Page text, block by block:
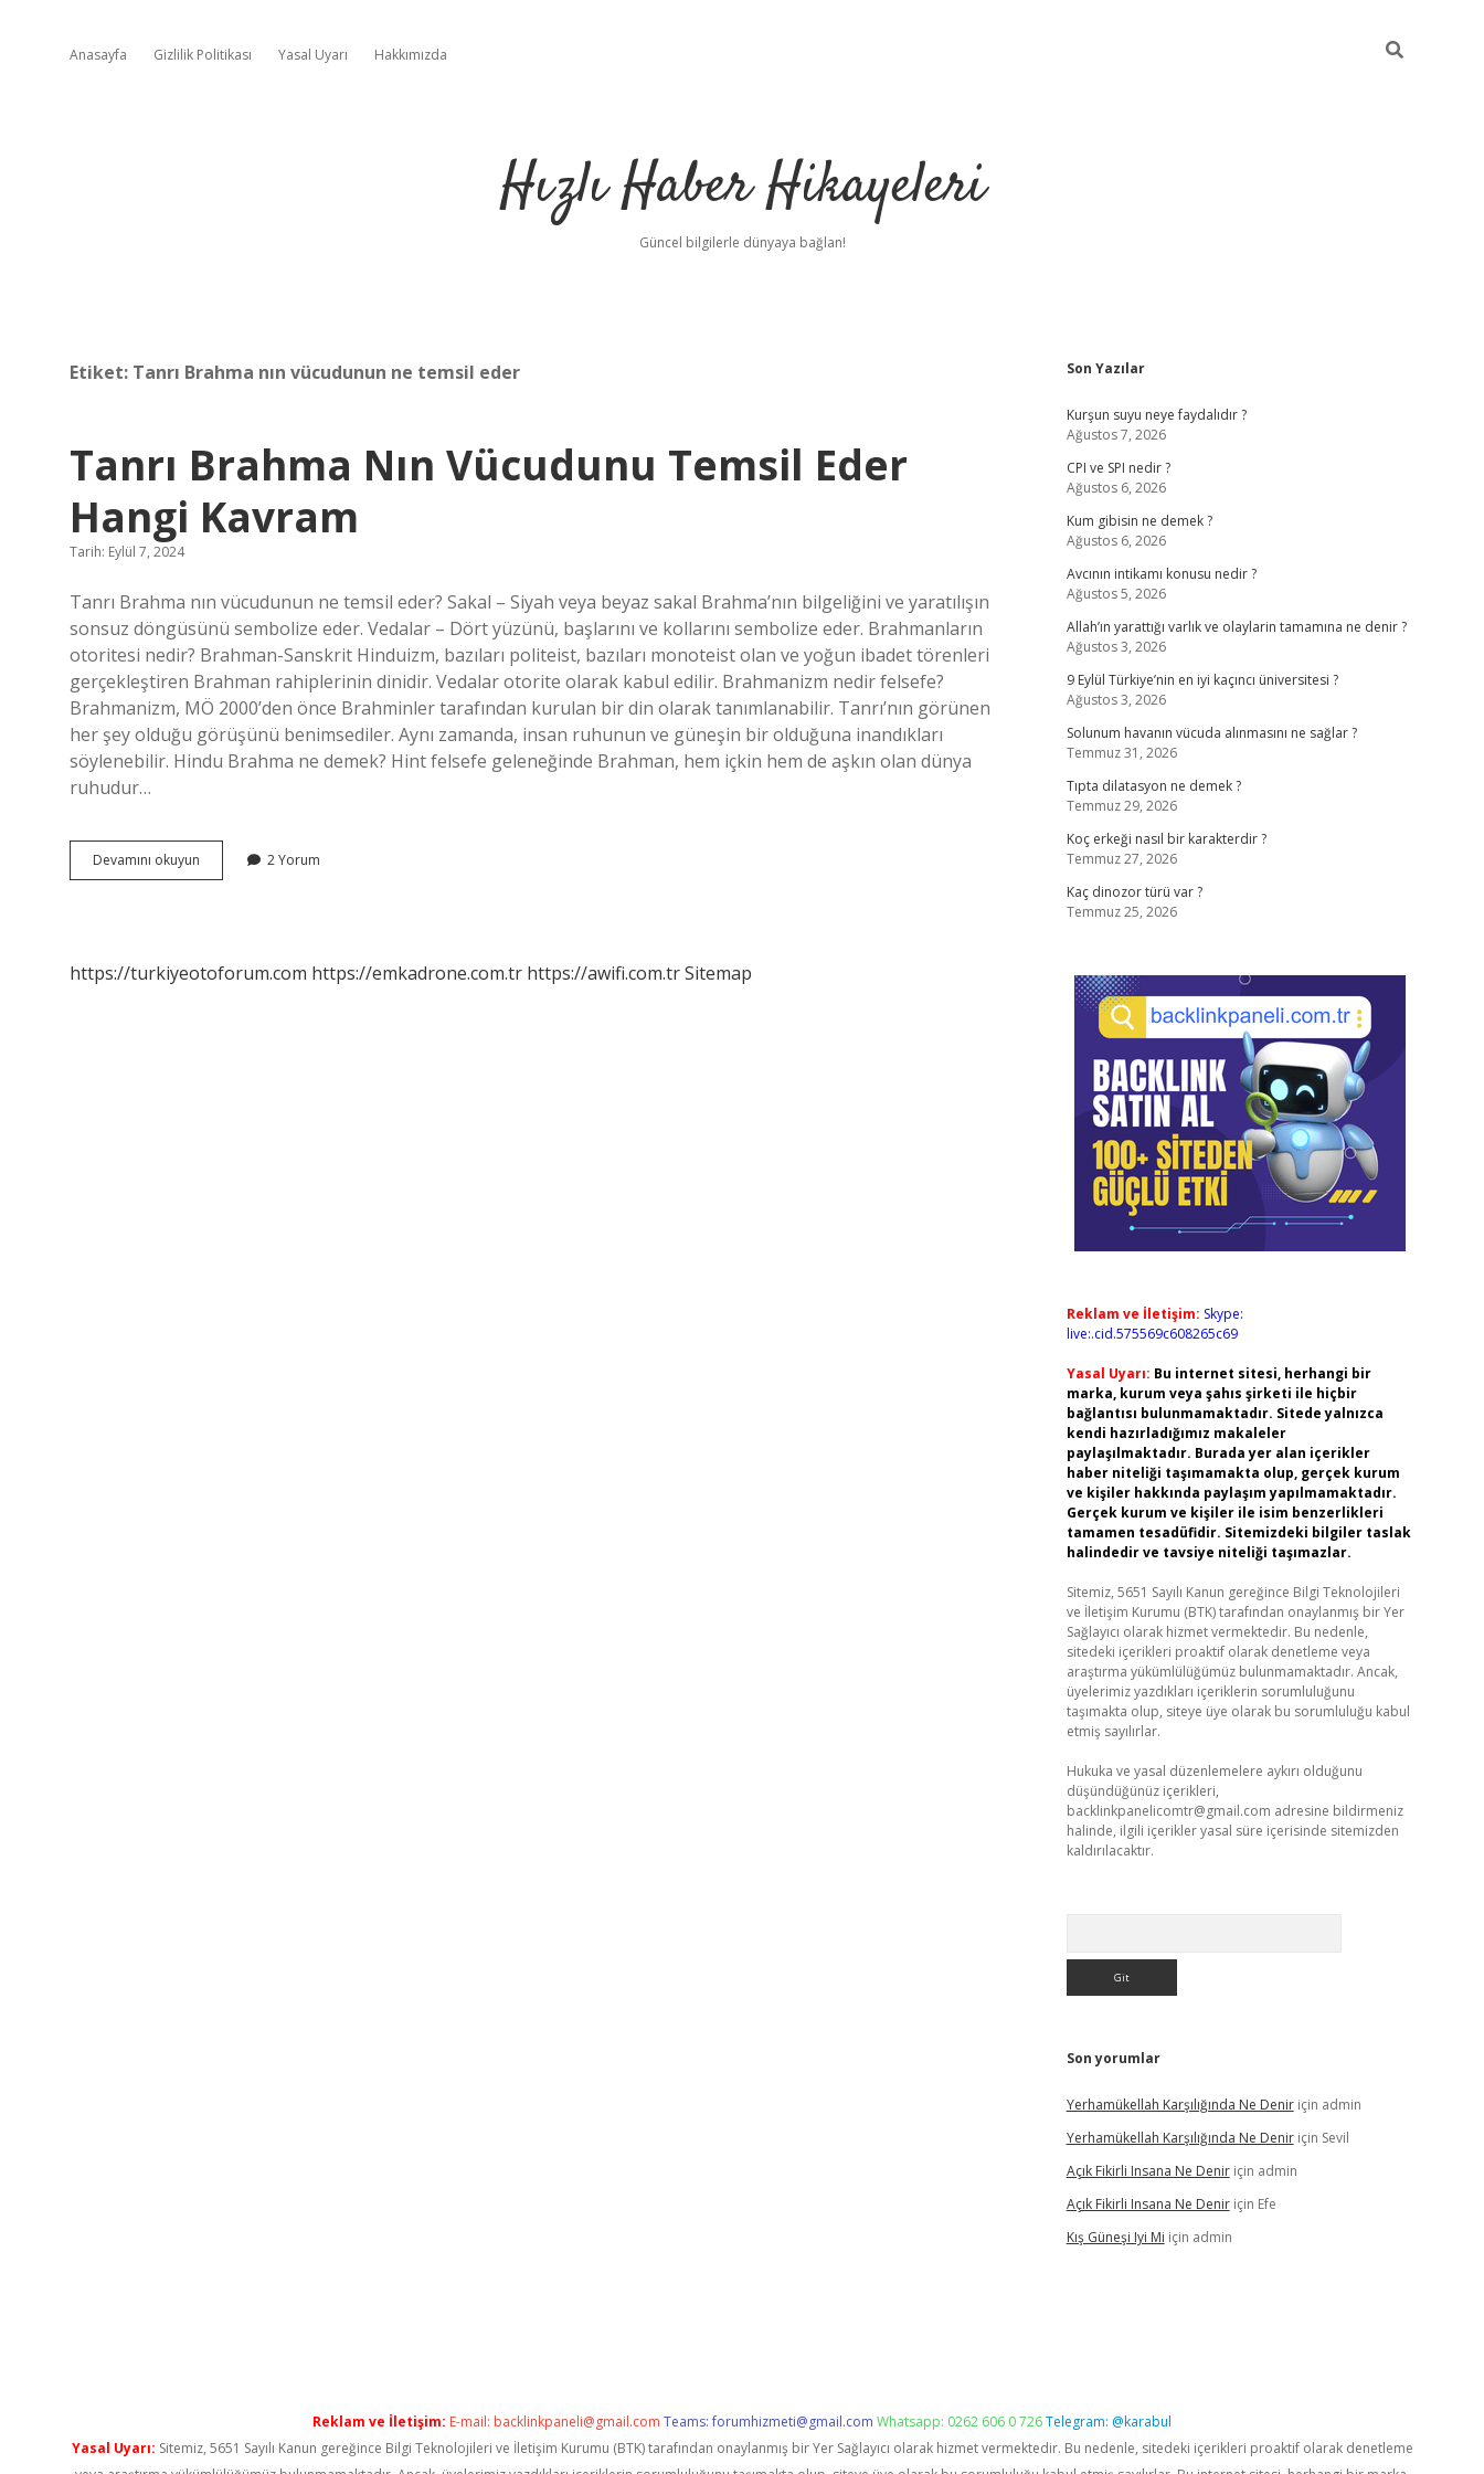
Anasayfa Gizlilik Politikası Yasal Uyarı Hakkımızda
Hızlı Haber Hikayeleri
Güncel bilgilerle dünyaya bağlan!
Etiket: Tanrı Brahma nın vücudunun ne temsil eder
Tanrı Brahma Nın Vücudunu Temsil Eder
Hangi Kavram
Tarih: Eylül 7, 2024
Tanrı Brahma nın vücudunun ne temsil eder? Sakal – Siyah veya beyaz sakal Brahma’nın bilgeliğini ve yaratılışın
sonsuz döngüsünü sembolize eder. Vedalar – Dört yüzünü, başlarını ve kollarını sembolize eder. Brahmanların
otoritesi nedir? Brahman-Sanskrit Hinduizm, bazıları politeist, bazıları monoteist olan ve yoğun ibadet törenleri
gerçekleştiren Brahman rahiplerinin dinidir. Vedalar otorite olarak kabul edilir. Brahmanizm nedir felsefe?
Brahmanizm, MÖ 2000’den önce Brahminler tarafından kurulan bir din olarak tanımlanabilir. Tanrı’nın görünen
her şey olduğu görüşünü benimsediler. Aynı zamanda, insan ruhunun ve güneşin bir olduğuna inandıkları
söylenebilir. Hindu Brahma ne demek? Hint felsefe geleneğinde Brahman, hem içkin hem de aşkın olan dünya
ruhudur…
Devamını okuyun
Brahma
Hangi
2 Yorum
https://turkiyeotoforum.com https://emkadrone.com.tr https://awifi.com.trSitemap
Sidebar
Son Yazılar
Kurşun suyu neye faydalıdır ?
Ağustos 7, 2026
CPI ve SPI nedir ?
Ağustos 6, 2026
Kum gibisin ne demek ?
Ağustos 6, 2026
Avcının intikamı konusu nedir ?
Ağustos 5, 2026
Allah’ın yarattığı varlık ve olaylarin tamamına ne denir ?
Ağustos 3, 2026
9 Eylül Türkiye’nin en iyi kaçıncı üniversitesi ?
Ağustos 3, 2026
Solunum havanın vücuda alınmasını ne sağlar ?
Temmuz 31, 2026
Tıpta dilatasyon ne demek ?
Temmuz 29, 2026
Koç erkeği nasıl bir karakterdir ?
Temmuz 27, 2026
Kaç dinozor türü var ?
Temmuz 25, 2026
Reklam ve İletişim: Skype:
live:.cid.575569c608265c69
Yasal Uyarı: Bu internet sitesi, herhangi bir
marka, kurum veya şahıs şirketi ile hiçbir
bağlantısı bulunmamaktadır. Sitede yalnızca
kendi hazırladığımız makaleler
paylaşılmaktadır. Burada yer alan içerikler
haber niteliği taşımamakta olup, gerçek kurum
ve kişiler hakkında paylaşım yapılmamaktadır.
Gerçek kurum ve kişiler ile isim benzerlikleri
tamamen tesadüfidir. Sitemizdeki bilgiler taslak
halindedir ve tavsiye niteliği taşımazlar.
Sitemiz, 5651 Sayılı Kanun gereğince Bilgi Teknolojileri
ve İletişim Kurumu (BTK) tarafından onaylanmış bir Yer
Sağlayıcı olarak hizmet vermektedir. Bu nedenle,
sitedeki içerikleri proaktif olarak denetleme veya
araştırma yükümlülüğümüz bulunmamaktadır. Ancak,
üyelerimiz yazdıkları içeriklerin sorumluluğunu
taşımakta olup, siteye üye olarak bu sorumluluğu kabul
etmiş sayılırlar.
Hukuka ve yasal düzenlemelere aykırı olduğunu
düşündüğünüz içerikleri,
backlinkpanelicomtr@gmail.com adresine bildirmeniz
halinde, ilgili içerikler yasal süre içerisinde sitemizden
kaldırılacaktır.
Son yorumlar
Yerhamükellah Karşılığında Ne Deniriçin admin
Yerhamükellah Karşılığında Ne Deniriçin Sevil
Açık Fikirli Insana Ne Deniriçin admin
Açık Fikirli Insana Ne Deniriçin Efe
Kış Güneşi Iyi Mi için admin
Reklam ve İletişim: E-mail: backlinkpaneli@gmail.com Teams:forumhizmeti@gmail.com Whatsapp: 0262 606 0 726Telegram: @karabul
Yasal Uyarı: Sitemiz, 5651 Sayılı Kanun gereğince Bilgi Teknolojileri ve İletişim Kurumu (BTK) tarafından onaylanmış bir Yer Sağlayıcı olarak hizmet vermektedir. Bu nedenle, sitedeki içerikleri proaktif olarak denetleme